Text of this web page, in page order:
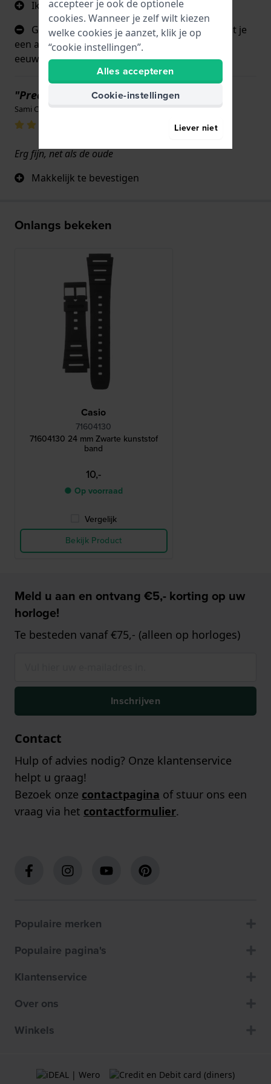
Ik vervang ze als ze kapot gaan.
Gebrek aan service in de VS. Iedereen wil dat je
een ander horloge koopt. Met service gaan ze
eeuwig mee.
"Precies dezelfde kwaliteit "
Sami Chaoui · 17 juni 2022
Erg fijn, net als de oude
Makkelijk te bevestigen
Onlangs bekeken
Casio
71604130
71604130 24 mm Zwarte kunststof
band
10,-
● Op voorraad
Vergelijk
Bekijk Product
Meld u aan en ontvang €5,- korting op uw
horloge!
Te besteden vanaf €75,- (alleen op horloges)
Inschrijven
Contact
Hulp of advies nodig? Onze klantenservice
helpt u graag!
Bezoek onze contactpagina of stuur ons een
vraag via het contactformulier.
Populaire merken
Populaire pagina's
Klantenservice
Over ons
Winkels
accepteer je ook de optionele
cookies. Wanneer je zelf wilt kiezen
welke cookies je aanzet, klik je op
“cookie instellingen”.
Alles accepteren
Cookie-instellingen
Liever niet